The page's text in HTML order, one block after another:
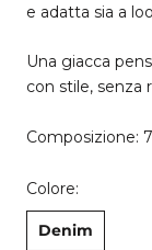
e adatta sia a
Una giacca
con stile, senza
Composizione:
Colore:
Denim